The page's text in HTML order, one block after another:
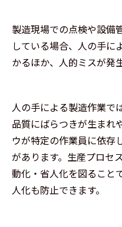
製造現場での点検や設備
している場合、人の手に
かるほか、人的ミスが発
人の手による製造作業で
品質にばらつきが生まれ
ウが特定の作業員に依存
があります。生産プロセ
動化・省人化を図ること
人化も防止できます。